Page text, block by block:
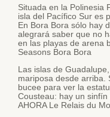
Situada en la Polinesia
isla del Pacífico Sur es
En Bora Bora sólo hay
alegrará saber que no
en las playas de arena
Seasons Bora Bora
Las islas de
mariposa desde arriba.
bucee para ver la
Cousteau: hay un sinfín
AHORA Le Relais du